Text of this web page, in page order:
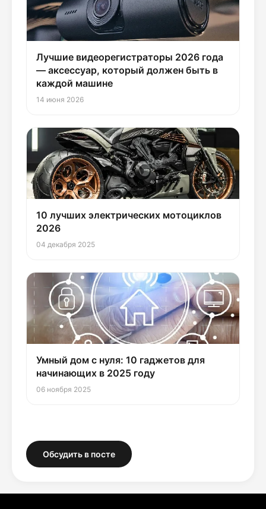
Лучшие видеорегистраторы 2026 года
— аксессуар, который должен быть в
каждой машине
14 июня 2026
10 лучших электрических мотоциклов
2026
04 декабря 2025
Умный дом с нуля: 10 гаджетов для
начинающих в 2025 году
06 ноября 2025
Обсудить в посте